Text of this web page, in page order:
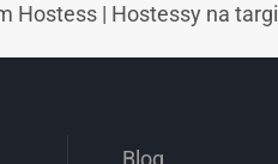
Hostess | Hostessy na targi